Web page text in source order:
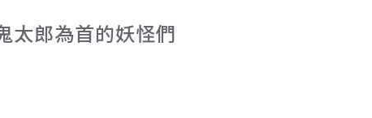
太郎為首的妖怪們